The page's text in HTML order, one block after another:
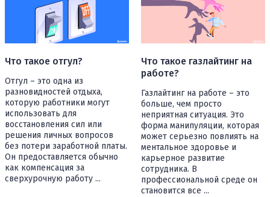
Что такое отгул?
Отгул – это одна из
разновидностей отдыха,
которую работники могут
использовать для
восстановления сил или
решения личных вопросов
без потери заработной платы.
Он предоставляется обычно
как компенсация за
сверхурочную работу ...
Что такое газлайтинг на
работе?
Газлайтинг на работе – это
больше, чем просто
неприятная ситуация. Это
форма манипуляции, которая
может серьезно повлиять на
ментальное здоровье и
карьерное развитие
сотрудника. В
профессиональной среде он
становится все ...